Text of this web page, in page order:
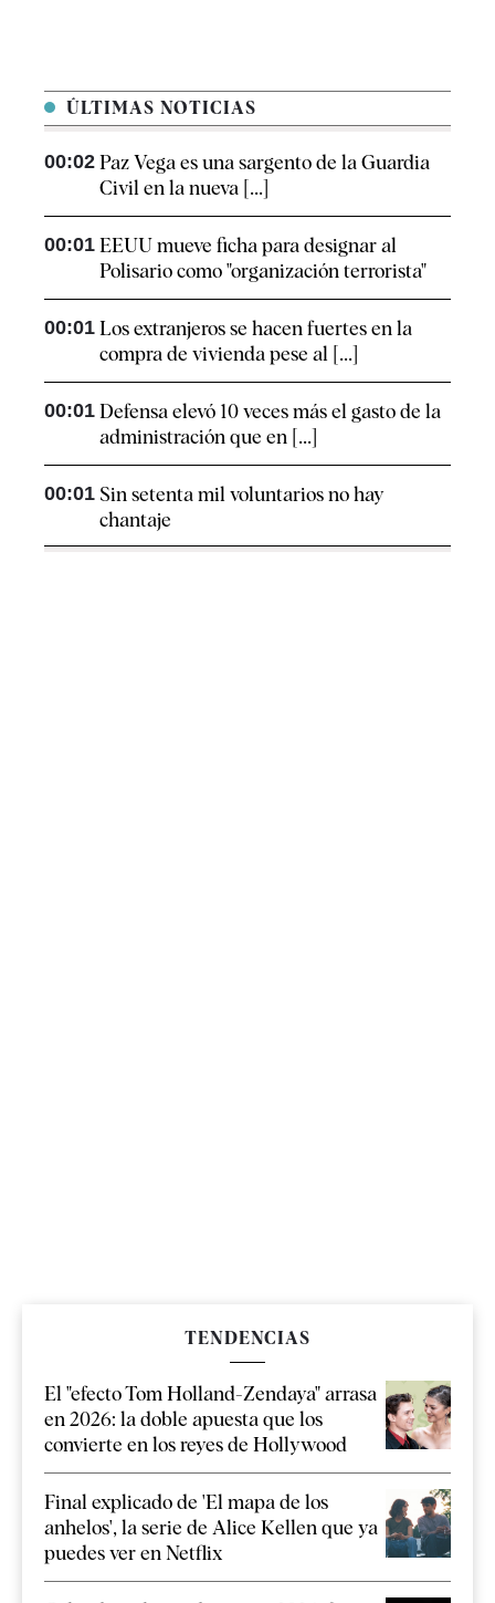
ÚLTIMAS NOTICIAS
00:02 Paz Vega es una sargento de la Guardia
Civil en la nueva [...]
00:01 EEUU mueve ficha para designar al
Polisario como "organización terrorista"
00:01 Los extranjeros se hacen fuertes en la
compra de vivienda pese al [...]
00:01 Defensa elevó 10 veces más el gasto de la
administración que en [...]
00:01 Sin setenta mil voluntarios no hay
chantaje
TENDENCIAS
El "efecto Tom Holland-Zendaya" arrasa
en 2026: la doble apuesta que los
convierte en los reyes de Hollywood
Final explicado de 'El mapa de los
anhelos', la serie de Alice Kellen que ya
puedes ver en Netflix